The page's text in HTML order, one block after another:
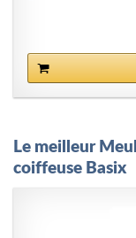
Le meilleur
coiffeuse Basix